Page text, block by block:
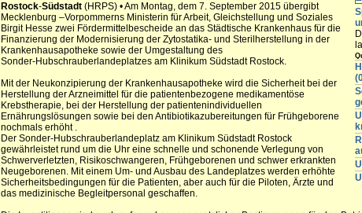
Rostock-Südstadt (HRPS) • Am Montag, dem 7. September 2015 übergibt
Mecklenburg –Vorpommerns Ministerin für Arbeit, Gleichstellung und Soziales
Birgit Hesse zwei Fördermittelbescheide an das Städtische Krankenhaus für die
Finanzierung der Modernisierung der Zytostatika- und Sterilherstellung in der
Krankenhausapotheke sowie der Umgestaltung des
Sonder-Hubschrauberlandeplatzes am Klinikum Südstadt Rostock.
Mit der Neukonzipierung der Krankenhausapotheke wird die Sicherheit bei der
Herstellung der Arzneimittel für die patientenbezogene medikamentöse
Krebstherapie, bei der Herstellung der patientenindividuellen
Ernährungslösungen sowie bei den Antibiotikazubereitungen für Frühgeborene
nochmals erhöht .
Der Sonder-Hubschrauberlandeplatz am Klinikum Südstadt Rostock
gewährleistet rund um die Uhr eine schnelle und schonende Verlegung von
Schwerverletzten, Risikoschwangeren, Frühgeborenen und schwer erkrankten
Neugeborenen. Mit einem Um- und Ausbau des Landeplatzes werden erhöhte
Sicherheitsbedingungen für die Patienten, aber auch für die Piloten, Ärzte und
das medizinische Begleitpersonal geschaffen.